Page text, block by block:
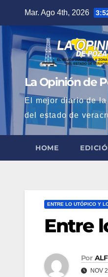
contenido
Mar. Ago 4th, 2026
La Opinión de
El mejor diario de la
del estado de
HOME
ENTRE LO UTÓPICO Y
Entre
Por ALF
NOV